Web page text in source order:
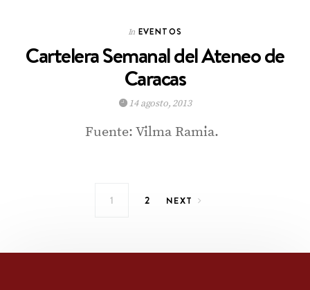
In EVENTOS
Cartelera Semanal del Ateneo de
Caracas
14 agosto, 2013
Fuente: Vilma Ramia.
1 2 NEXT